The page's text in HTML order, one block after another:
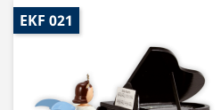
EKF 021